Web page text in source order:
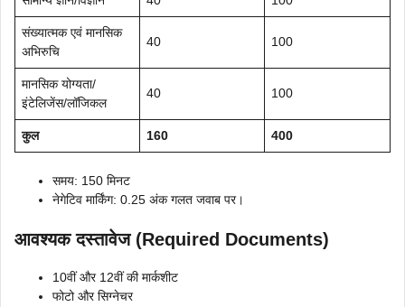
संख्यात्मक एवं मानसिक
अभिरुचि
40 100
मानसिक योग्यता/
इंटेलिजेंस/लॉजिकल
40 100
कुल 160 400
समय: 150 मिनट
नेगेटिव मार्किंग: 0.25 अंक गलत जवाब पर।
आवश्यक दस्तावेज (Required Documents)
10वीं और 12वीं की मार्कशीट
फोटो और सिग्नेचर